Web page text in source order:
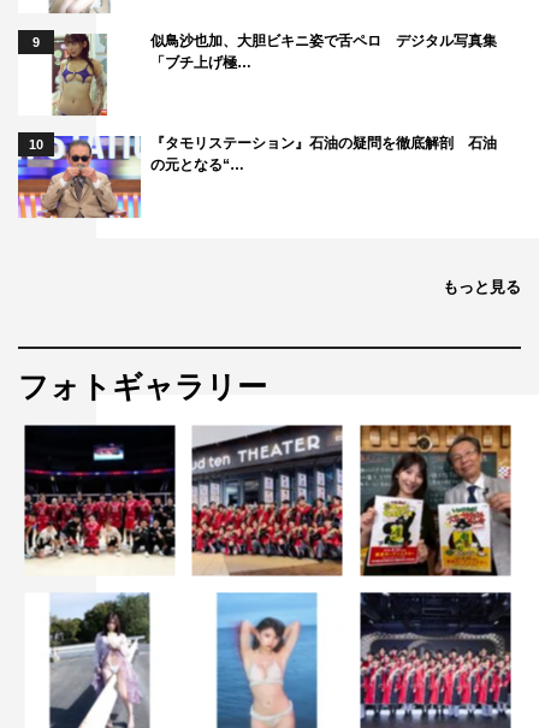
9
似鳥沙也加、大胆ビキニ姿で舌ペロ デジタル写真集
「ブチ上げ極…
10
『タモリステーション』石油の疑問を徹底解剖 石油
の元となる“…
もっと見る
フォトギャラリー